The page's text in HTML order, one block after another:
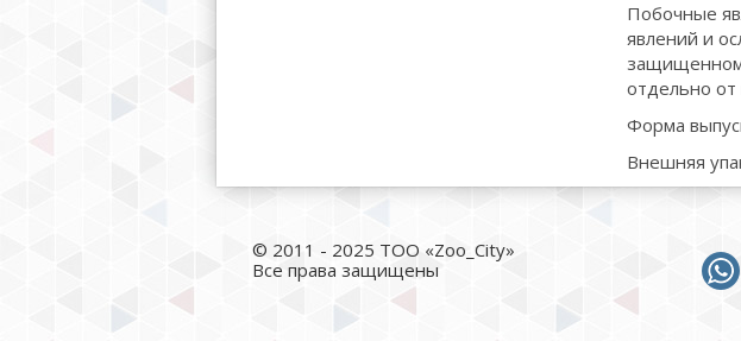
Побочные
явлений и
защищенном
отдельно
Форма
Внешняя
© 2011 - 2025 ТОО «Zoo_City»
Все права защищены